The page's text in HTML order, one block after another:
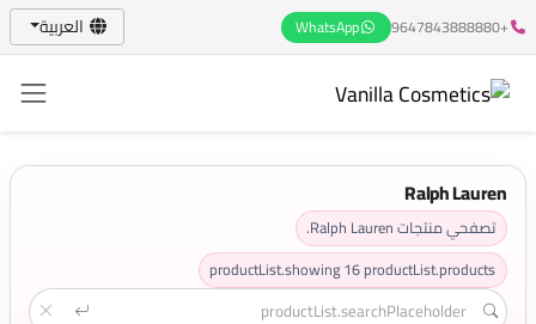
+9647843888880
WhatsApp العربية
Ralph Lauren
تصفحي منتجات Ralph Lauren.
productList.showing16productList.products